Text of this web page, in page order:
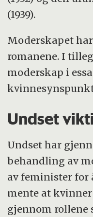
(1939).
Moderskapet
romanene. I
moderskap i
kvinnesynspunkt
Undset
Undset har
behandling av
av feminister for
mente at kvinner
gjennom rollene